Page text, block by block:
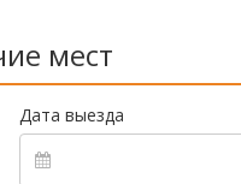
мест
Дата выезда